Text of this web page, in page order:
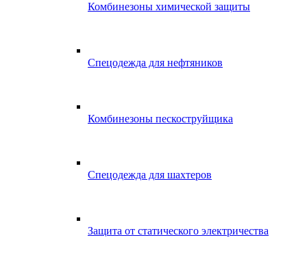
Комбинезоны химической защиты
Спецодежда для нефтяников
Комбинезоны пескоструйщика
Спецодежда для шахтеров
Защита от статического электричества